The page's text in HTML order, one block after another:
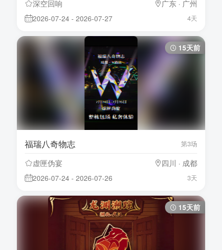
深空回响 广东 · 广州
2026-07-24 - 2026-07-27 4天
15天前
福瑞八奇物志 第3场
虚匣伪宴 四川 · 成都
2026-07-24 - 2026-07-26 3天
15天前